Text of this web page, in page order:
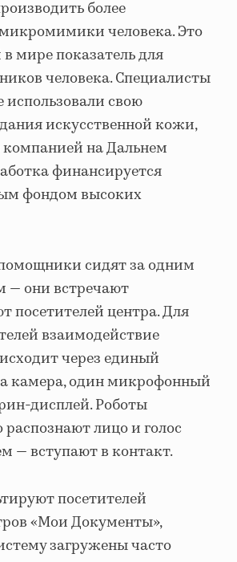
более
человека. Это
мире показатель для
человека. Специалисты
свою
искусственной кожи,
на Дальнем
финансируется
фондом высоких
сидят за одним
— они встречают
посетителей центра. Для
взаимодействие
через единый
камера, один микрофонный
дисплей. Роботы
распознают лицо и голос
— вступают в контакт.
посетителей
«Мои Документы»,
загружены часто